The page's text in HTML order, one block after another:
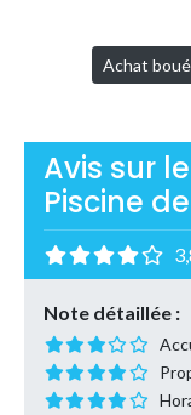
Achat
Avis sur
Piscine
Note détaillée :